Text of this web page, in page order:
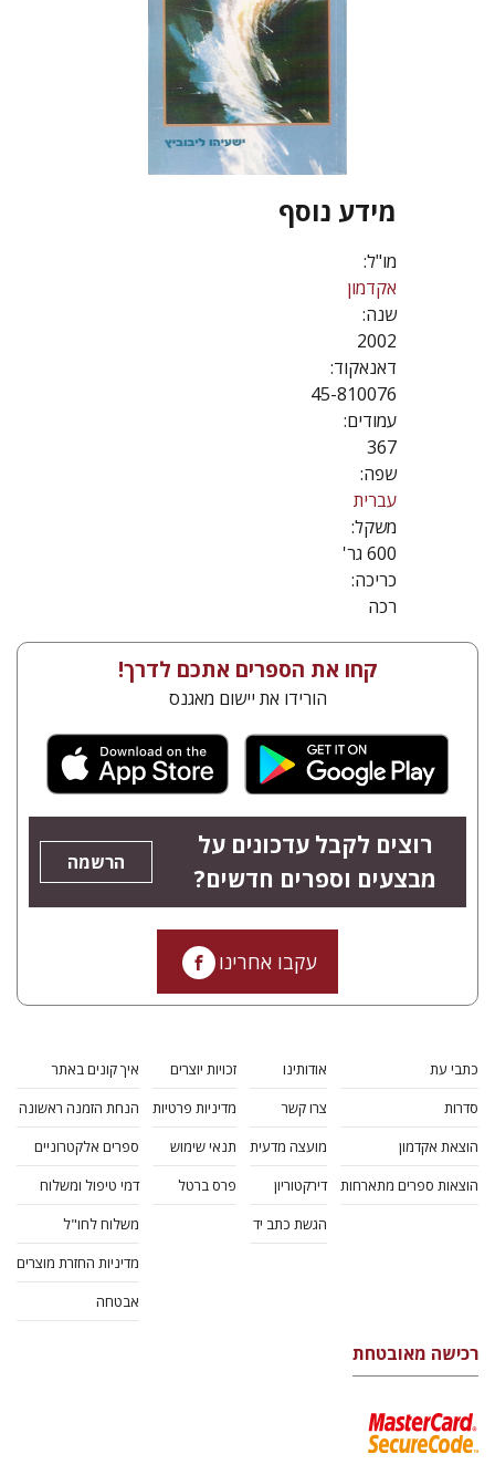
מידע נוסף
מו"ל:
אקדמון
שנה:
2002
דאנאקוד:
45-810076
עמודים:
367
שפה:
עברית
משקל:
600 גר'
כריכה:
רכה
קחו את הספרים אתכם לדרך!
הורידו את יישום מאגנס
רוצים לקבל עדכונים על
מבצעים וספרים חדשים?
הרשמה
עקבו אחרינו
כתבי עת
סדרות
הוצאת אקדמון
הוצאות ספרים מתארחות
אודותינו
צרו קשר
מועצה מדעית
דירקטוריון
הגשת כתב יד
זכויות יוצרים
מדיניות פרטיות
תנאי שימוש
פרס ברטל
איך קונים באתר
הנחת הזמנה ראשונה
ספרים אלקטרוניים
דמי טיפול ומשלוח
משלוח לחו"ל
מדיניות החזרת מוצרים
אבטחה
רכישה מאובטחת